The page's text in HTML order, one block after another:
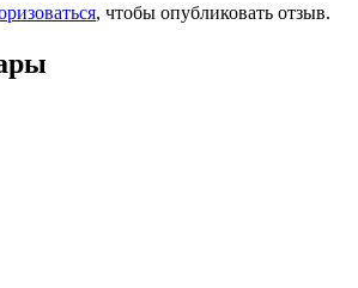
, чтобы опубликовать отзыв.